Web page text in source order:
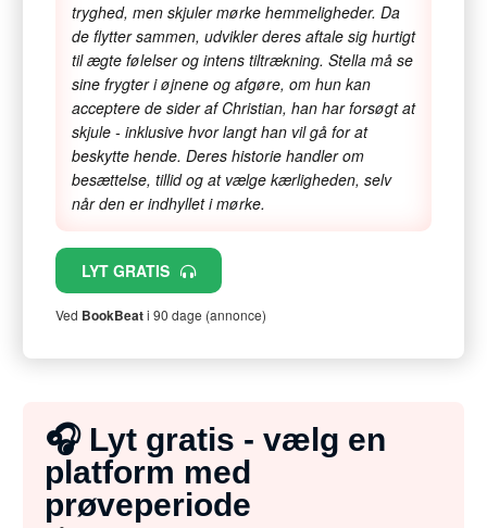
tryghed, men skjuler mørke hemmeligheder. Da
de flytter sammen, udvikler deres aftale sig hurtigt
til ægte følelser og intens tiltrækning. Stella må se
sine frygter i øjnene og afgøre, om hun kan
acceptere de sider af Christian, han har forsøgt at
skjule - inklusive hvor langt han vil gå for at
beskytte hende. Deres historie handler om
besættelse, tillid og at vælge kærligheden, selv
når den er indhyllet i mørke.
LYT GRATIS
Ved BookBeati 90 dage (annonce)
🎧 Lyt gratis - vælg en
platform med
prøveperiode